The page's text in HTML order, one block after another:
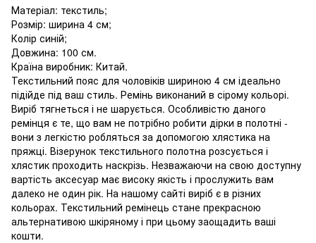
Матеріал: текстиль;
Розмір: ширина 4 см;
Колір синій;
Довжина: 100 см.
Країна виробник: Китай.
Текстильний пояс для чоловіків шириною 4 см ідеально
підійде під ваш стиль. Ремінь виконаний в сірому кольорі.
Виріб тягнеться і не шарується. Особливістю даного
ремінця є те, що вам не потрібно робити дірки в полотні -
вони з легкістю робляться за допомогою хлястика на
пряжці. Візерунок текстильного полотна розсується і
хлястик проходить наскрізь. Незважаючи на свою доступну
вартість аксесуар має високу якість і прослужить вам
далеко не один рік. На нашому сайті виріб є в різних
кольорах. Текстильний ремінець стане прекрасною
альтернативою шкіряному і при цьому заощадить ваші
кошти.